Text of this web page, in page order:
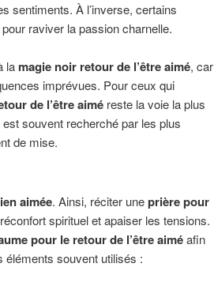
sentiments. À l’inverse, certains
pour raviver la passion charnelle.
la magie noir retour de l’être aimé, car
imprévues. Pour ceux qui
de l’être aimé reste la voie la plus
est souvent recherché par les plus
de mise.
aimée. Ainsi, réciter uneprière pour
spirituel et apaiser les tensions.
pour le retour de l’être aiméafin
éléments souvent utilisés :